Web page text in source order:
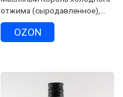
отжима (сыродавленное),
500 мл
OZON